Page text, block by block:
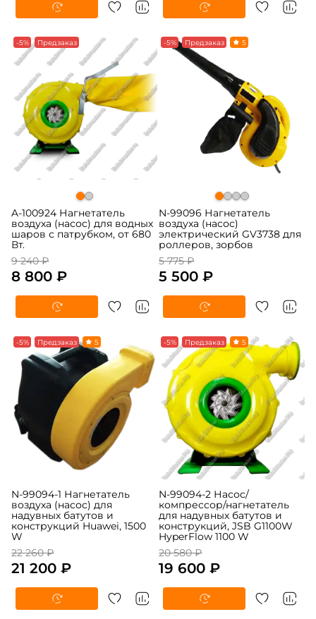
-5% Предзаказ
A-100924 Нагнетатель
воздуха (насос) для водных
шаров с патрубком, от 680
Вт.
9 240 ₽
8 800 ₽
-5% Предзаказ 5
N-99096 Нагнетатель
воздуха (насос)
электрический GV3738 для
роллеров, зорбов
5 775 ₽
5 500 ₽
-5% Предзаказ 5
N-99094-1 Нагнетатель
воздуха (насос) для
надувных батутов и
конструкций Huawei, 1500
W
22 260 ₽
21 200 ₽
-5% Предзаказ 5
N-99094-2 Насос/
компрессор/нагнетатель
для надувных батутов и
конструкций, JSB G1100W
HyperFlow 1100 W
20 580 ₽
19 600 ₽